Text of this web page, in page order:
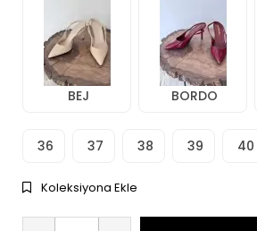
BEJ BORDO
36 37 38 39 40
Koleksiyona Ekle